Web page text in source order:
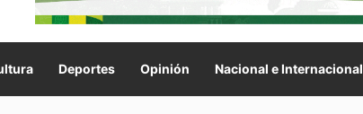
Deportes Opinión Nacional e Internacional